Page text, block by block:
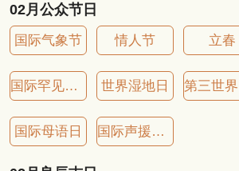
02月公众节日
国际气象节 情人节 立春
国际罕见病日 世界湿地日
国际母语日 国际声援南非日